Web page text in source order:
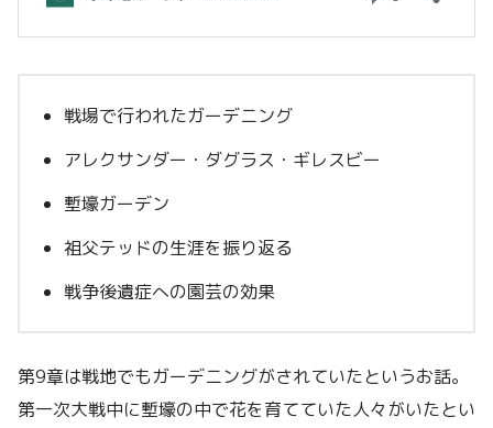
戦場で行われたガーデニング
アレクサンダー・ダグラス・ギレスビー
塹壕ガーデン
祖父テッドの生涯を振り返る
戦争後遺症への園芸の効果
第9章は戦地でもガーデニングがされていたというお話。
第一次大戦中に塹壕の中で花を育てていた人々がいたとい